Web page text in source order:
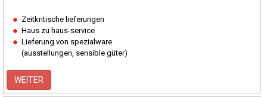
Zeitkritische lieferungen
Haus zu haus-service
Lieferung von spezialware
(ausstellungen, sensible güter)
WEITER